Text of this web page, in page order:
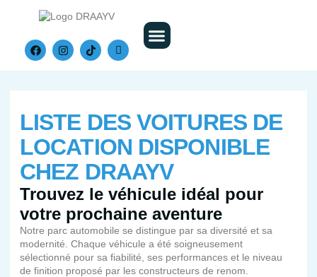
LISTE DES VOITURES DE
LOCATION DISPONIBLE
CHEZ DRAAYV
Trouvez le véhicule idéal pour
votre prochaine aventure
Notre parc automobile se distingue par sa diversité et sa
modernité. Chaque véhicule a été soigneusement
sélectionné pour sa fiabilité, ses performances et le niveau
de finition proposé par les constructeurs de renom.